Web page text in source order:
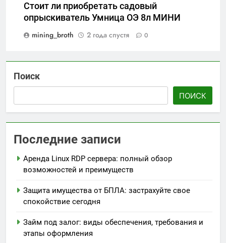
Стоит ли приобретать садовый
опрыскиватель Умница ОЭ 8л МИНИ
mining_broth
2 года спустя 0
Поиск
ПОИСК
Последние записи
Аренда Linux RDP сервера: полный обзор
возможностей и преимуществ
Защита имущества от БПЛА: застрахуйте свое
спокойствие сегодня
Займ под залог: виды обеспечения, требования и
этапы оформления